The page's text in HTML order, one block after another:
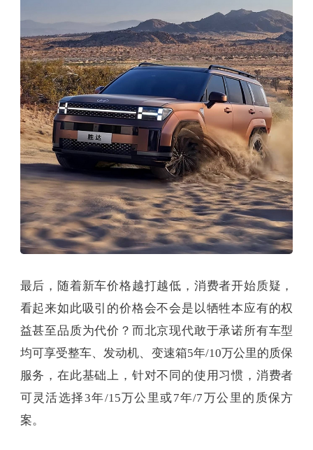
最后，随着新车价格越打越低，消费者开始质疑，
看起来如此吸引的价格会不会是以牺牲本应有的权
益甚至品质为代价？而北京现代敢于承诺所有车型
均可享受整车、发动机、变速箱5年/10万公里的质保
服务，在此基础上，针对不同的使用习惯，消费者
可灵活选择3年/15万公里或7年/7万公里的质保方
案。